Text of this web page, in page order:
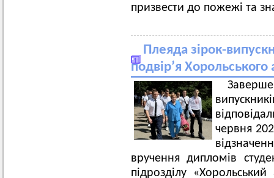
призвести до пожежі та
Плеяда зірок-
подвір’я
червня
вручення дипломів
підрозділу